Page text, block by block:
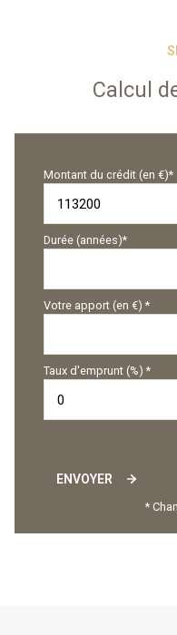
Calcul
Montant du crédit (en €)*
Durée (années)*
Votre apport (en €) *
Taux d'emprunt (%) *
ENVOYER
*